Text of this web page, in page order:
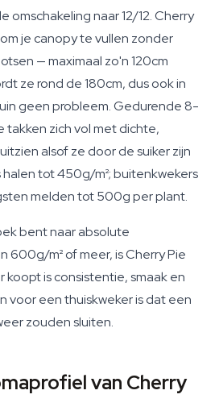
omschakeling naar 12/12. Cherry
je canopy te vullen zonder
— maximaal zo'n 120cm
ze rond de 180cm, dus ook in
geen probleem. Gedurende 8-
takken zich vol met dichte,
alsof ze door de suiker zijn
tot 450g/m²; buitenkwekers
melden tot 500g per plant.
bent naar absolute
600g/m² of meer, is Cherry Pie
koopt is consistentie, smaak en
voor een thuiskweker is dat een
zouden sluiten.
van Cherry